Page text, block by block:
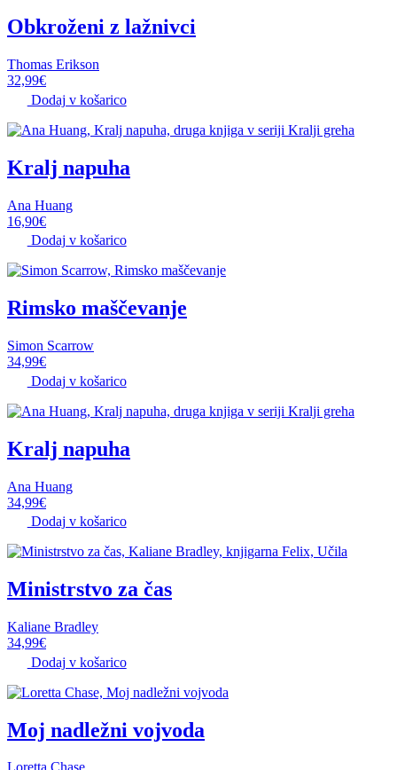
Obkroženi z lažnivci
Thomas Erikson
32,99€
Dodaj v košarico
Kralj napuha
Ana Huang
16,90€
Dodaj v košarico
Rimsko maščevanje
Simon Scarrow
34,99€
Dodaj v košarico
Kralj napuha
Ana Huang
34,99€
Dodaj v košarico
Ministrstvo za čas
Kaliane Bradley
34,99€
Dodaj v košarico
Moj nadležni vojvoda